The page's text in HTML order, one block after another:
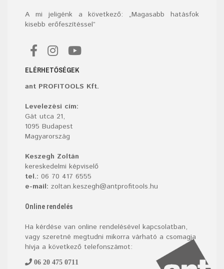
A mi jeligénk a következő: „Magasabb hatásfok
kisebb erőfeszítéssel”
ELÉRHETŐSÉGEK
ant PROFITOOLS Kft.
Levelezési cím:
Gát utca 21,
1095 Budapest
Magyarország
Keszegh Zoltán
kereskedelmi képviselő
tel.: 06 70 417 6555
e-mail: zoltan.keszegh@antprofitools.hu
Online rendelés
Ha kérdése van online rendelésével kapcsolatban,
vagy szeretné megtudni mikorra várható a csomagja
hívja a következő telefonszámot:
06 20 475 0711